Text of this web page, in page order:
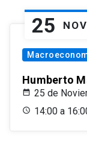
25 NOV
Humberto
25 de
14:00 a